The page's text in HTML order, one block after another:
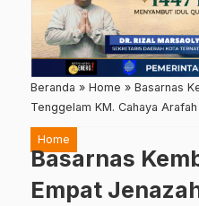
Beranda » Home » Basarnas
Tenggelam KM. Cahaya Arafah
Home
Basarnas
Empat